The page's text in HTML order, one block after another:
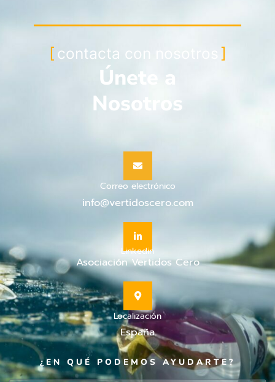
contacta con nosotros
Únete a
Nosotros
Correo electrónico
info@vertidoscero.com
Linkedin
Asociación Vertidos Cero
Localización
España
¿EN QUÉ PODEMOS AYUDARTE?